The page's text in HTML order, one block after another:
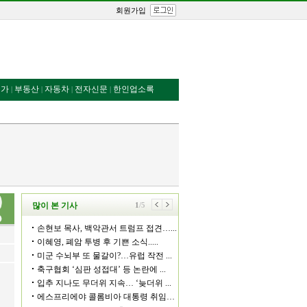
회원가입
| 부동산 | 자동차 | 전자신문 | 한인업소록